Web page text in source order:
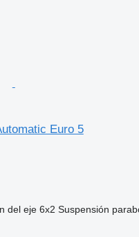
Euro 5
del eje 6x2 Suspensión